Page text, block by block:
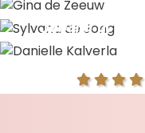
Sylvana de Jong